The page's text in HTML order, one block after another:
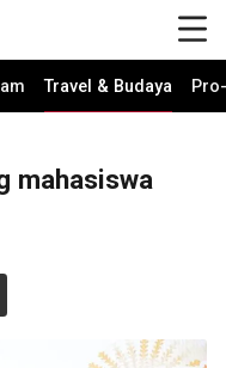
Travel & Budaya
mahasiswa